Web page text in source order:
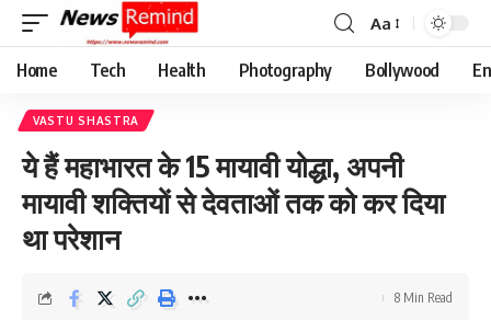
Font
Resizer
Aa
Home Tech Health Photography Bollywood
VASTU SHASTRA
ये हैं महाभारत के 15 मायावी योद्धा, अपनी
मायावी शक्तियों से देवताओं तक को कर दिया
था परेशान
8 Min Read